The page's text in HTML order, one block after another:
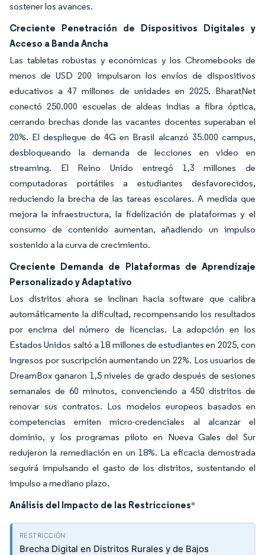
sostener los avances.
Creciente Penetración de Dispositivos Digitales y
Acceso a Banda Ancha
Las tabletas robustas y económicas y los Chromebooks de
menos de USD 200 impulsaron los envíos de dispositivos
educativos a 47 millones de unidades en 2025. BharatNet
conectó 250.000 escuelas de aldeas indias a fibra óptica,
cerrando brechas donde las vacantes docentes superaban el
20%. El despliegue de 4G en Brasil alcanzó 35.000 campus,
desbloqueando la demanda de lecciones en video en
streaming. El Reino Unido entregó 1,3 millones de
computadoras portátiles a estudiantes desfavorecidos,
reduciendo la brecha de las tareas escolares. A medida que
mejora la infraestructura, la fidelización de plataformas y el
consumo de contenido aumentan, añadiendo un impulso
sostenido a la curva de crecimiento.
Creciente Demanda de Plataformas de Aprendizaje
Personalizado y Adaptativo
Los distritos ahora se inclinan hacia software que calibra
automáticamente la dificultad, recompensando los resultados
por encima del número de licencias. La adopción en los
Estados Unidos saltó a 18 millones de estudiantes en 2025, con
ingresos por suscripción aumentando un 22%. Los usuarios de
DreamBox ganaron 1,5 niveles de grado después de sesiones
semanales de 60 minutos, convenciendo a 450 distritos de
renovar sus contratos. Los modelos europeos basados en
competencias emiten micro-credenciales al alcanzar el
dominio, y los programas piloto en Nueva Gales del Sur
redujeron la remediación en un 18%. La eficacia demostrada
seguirá impulsando el gasto de los distritos, sustentando el
impulso a mediano plazo.
Análisis del Impacto de las Restricciones*
Brecha Digital en Distritos Rurales y de Bajos